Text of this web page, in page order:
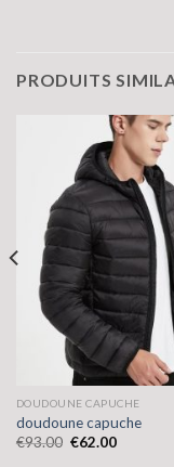
PRODUITS
DOUDOUNE CAPUCHE
doudoune capuche
€93.00 €62.00